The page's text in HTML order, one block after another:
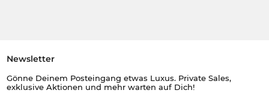
Newsletter
Gönne Deinem Posteingang etwas Luxus. Private Sales,
exklusive Aktionen und mehr warten auf Dich!